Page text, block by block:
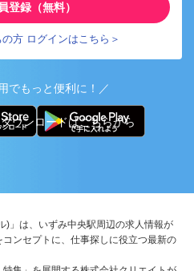
登録（無料）
方 ログインはこちら＞
でもっと便利に！／
ウンロードはこちらから
)」は、いずみ中央駅周辺の求人情報が
ンセプトに、仕事探しに役立つ最新の